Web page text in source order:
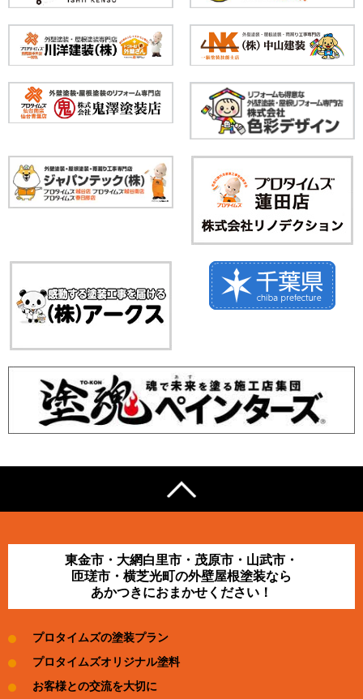
東金市・大網白里市・茂原市・山武市・
匝瑳市・横芝光町の外壁屋根塗装なら
あかつきにおまかせください！
プロタイムズの塗装プラン
プロタイムズオリジナル塗料
お客様との交流を大切に